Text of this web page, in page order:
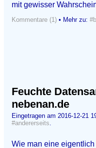
mit gewisser
Kommentare (1) • Mehr zu:
Feuchte
nebenan.de
Eingetragen am 2016-12-21
#andererseits.
Wie man eine eigentlich